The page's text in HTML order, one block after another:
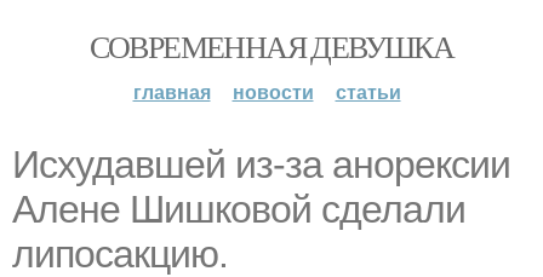
СОВРЕМЕННАЯ ДЕВУШКА
главная новости статьи
Исхудавшей из-за анорексии
Алене Шишковой сделали
липосакцию.